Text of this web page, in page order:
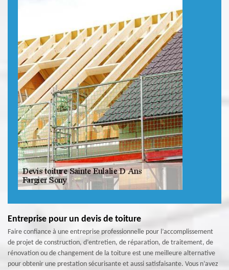
Entreprise pour un devis de toiture
Faire confiance à une entreprise professionnelle pour l’accomplissement
de projet de construction, d’entretien, de réparation, de traitement, de
rénovation ou de changement de la toiture est une meilleure alternative
pour obtenir une prestation sécurisante et aussi satisfaisante. Vous n’avez